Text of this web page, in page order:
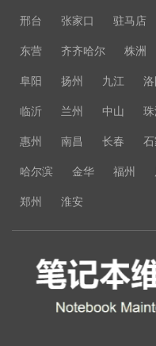
邢台 张家口 驻马店
东营 齐齐哈尔 株洲
阜阳 扬州 九江 洛
临沂 兰州 中山
惠州 南昌 长春
哈尔滨 金华 福州
郑州 淮安